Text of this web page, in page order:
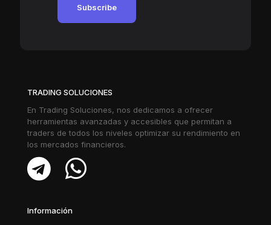
TRADING SOLUCIONES
En Trading Soluciones, nos dedicamos a ofrecer
herramientas avanzadas y accesibles que permitan a
traders de todos los niveles optimizar su rendimiento en
los mercados financieros.
Información